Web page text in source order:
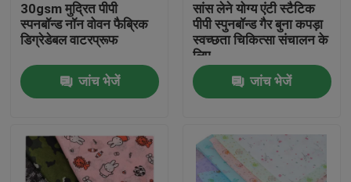
हमारे बारे में
30gsm मुद्रित पीपी
स्पनबॉन्ड नॉन वोवन फैब्रिक
डिग्रेडेबल वाटरप्रूफ
जांच भेजें
सांस लेने योग्य एंटी स्टैटिक
पीपी स्पुनबॉन्ड गैर बुना कपड़ा
स्वच्छता चिकित्सा संचालन के
लिए
जांच भेजें